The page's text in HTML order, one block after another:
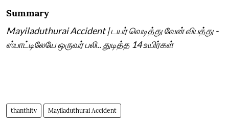
Summary
Mayiladuthurai Accident | டயர் வெடித்து வேன் விபத்து -
ஸ்பாட்டிலேயே ஒருவர் பலி.. துடித்த 14 உயிர்கள்
thanthitv Mayiladuthurai Accident